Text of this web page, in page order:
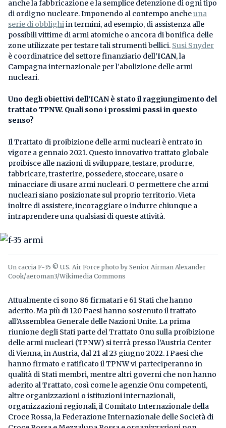
anche la fabbricazione e la semplice detenzione di ogni tipo
di ordigno nucleare. Imponendo al contempo ancheuna
serie di obblighiin termini, ad esempio, di assistenza alle
possibili vittime di armi atomiche o ancora di bonifica delle
zone utilizzate per testare tali strumenti bellici. Susi Snyder
è coordinatrice del settore finanziario dell’ICAN, la
Campagna internazionale per l’abolizione delle armi
nucleari.
Uno degli obiettivi dell’ICAN è stato il raggiungimento del
trattato TPNW. Quali sono i prossimi passi in questo
senso?
Il Trattato di proibizione delle armi nucleari è entrato in
vigore a gennaio 2021. Questo innovativo trattato globale
proibisce alle nazioni di sviluppare, testare, produrre,
fabbricare, trasferire, possedere, stoccare, usare o
minacciare di usare armi nucleari. O permettere che armi
nucleari siano posizionate sul proprio territorio. Vieta
inoltre di assistere, incoraggiare o indurre chiunque a
intraprendere una qualsiasi di queste attività.
Un caccia F-35 © U.S. Air Force photo by Senior Airman Alexander
Cook/aeroman3/Wikimedia Commons
Attualmente ci sono 86 firmatari e 61 Stati che hanno
aderito. Ma più di 120 Paesi hanno sostenuto il trattato
all’Assemblea Generale delle Nazioni Unite. La prima
riunione degli Stati parte del Trattato Onu sulla proibizione
delle armi nucleari (TPNW) si terrà presso l’Austria Center
di Vienna, in Austria, dal 21 al 23 giugno 2022. I Paesi che
hanno firmato e ratificato il TPNW vi parteciperanno in
qualità di Stati membri, mentre altri governi che non hanno
aderito al Trattato, così come le agenzie Onu competenti,
altre organizzazioni o istituzioni internazionali,
organizzazioni regionali, il Comitato Internazionale della
Croce Rossa, la Federazione Internazionale delle Società di